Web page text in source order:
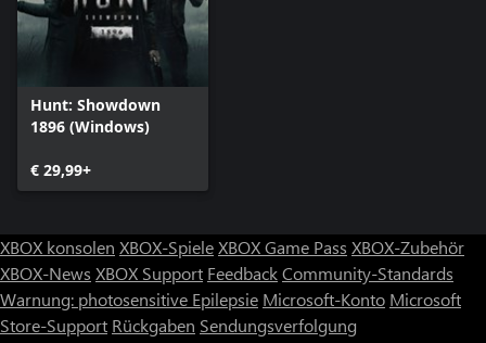
Hunt: Showdown
1896 (Windows)
€ 29,99+
XBOX konsolen XBOX-SpieleXBOX Game Pass XBOX-Zubehör
XBOX-News XBOX Support FeedbackCommunity-Standards
Warnung: photosensitive Epilepsie Microsoft-Konto Microsoft
Store-Support Rückgaben Sendungsverfolgung